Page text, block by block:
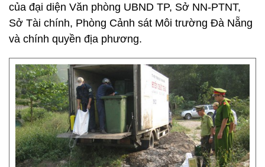
của đại diện Văn phòng UBND TP, Sở NN-PTNT,
Sở Tài chính, Phòng Cảnh sát Môi trường Đà Nẵng
và chính quyền địa phương.